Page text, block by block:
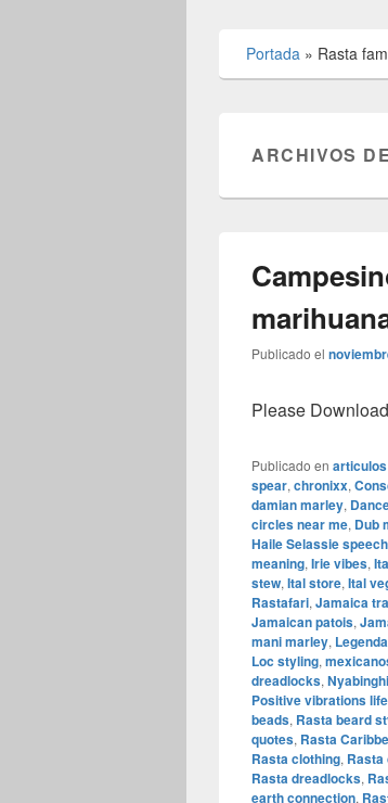
Portada » Rasta
ARCHIVOS
Publicado el
Please
Publicado en articulos
spear, chronixx,
damian marley,
circles near me, Dub
Haile Selassie
meaning, Irie vibes,
stew, Ital store, Ital
Rastafari, Jamaica
Jamaican patois,
mani marley,
Loc styling,
dreadlocks,
Positive vibrations
beads, Rasta beard
quotes, Rasta
Rasta clothing,
Rasta dreadlocks,
earth connection,